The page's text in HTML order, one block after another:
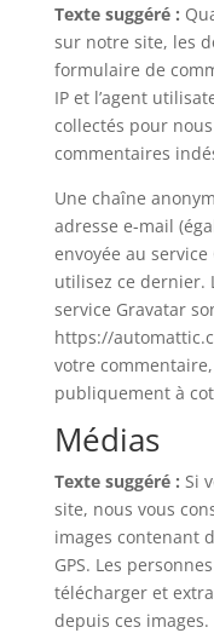
Texte suggéré :
sur notre site, les
formulaire de
IP et l’agent
collectés pour
commentaires
Une chaîne
adresse e-mail
envoyée au
utilisez ce dernier.
service Gravatar
https://
votre
publiquement à
Médias
Texte suggéré : Si
site, nous vous
images contenant
GPS. Les
télécharger et
depuis ces images.